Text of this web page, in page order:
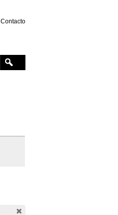
Contacto